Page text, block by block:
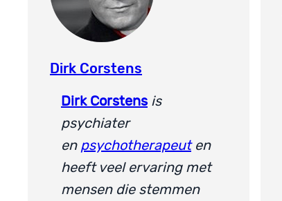
Dirk Corstens
Dirk Corstens is
psychiater
en psychotherapeuten
heeft veel ervaring met
mensen die stemmen